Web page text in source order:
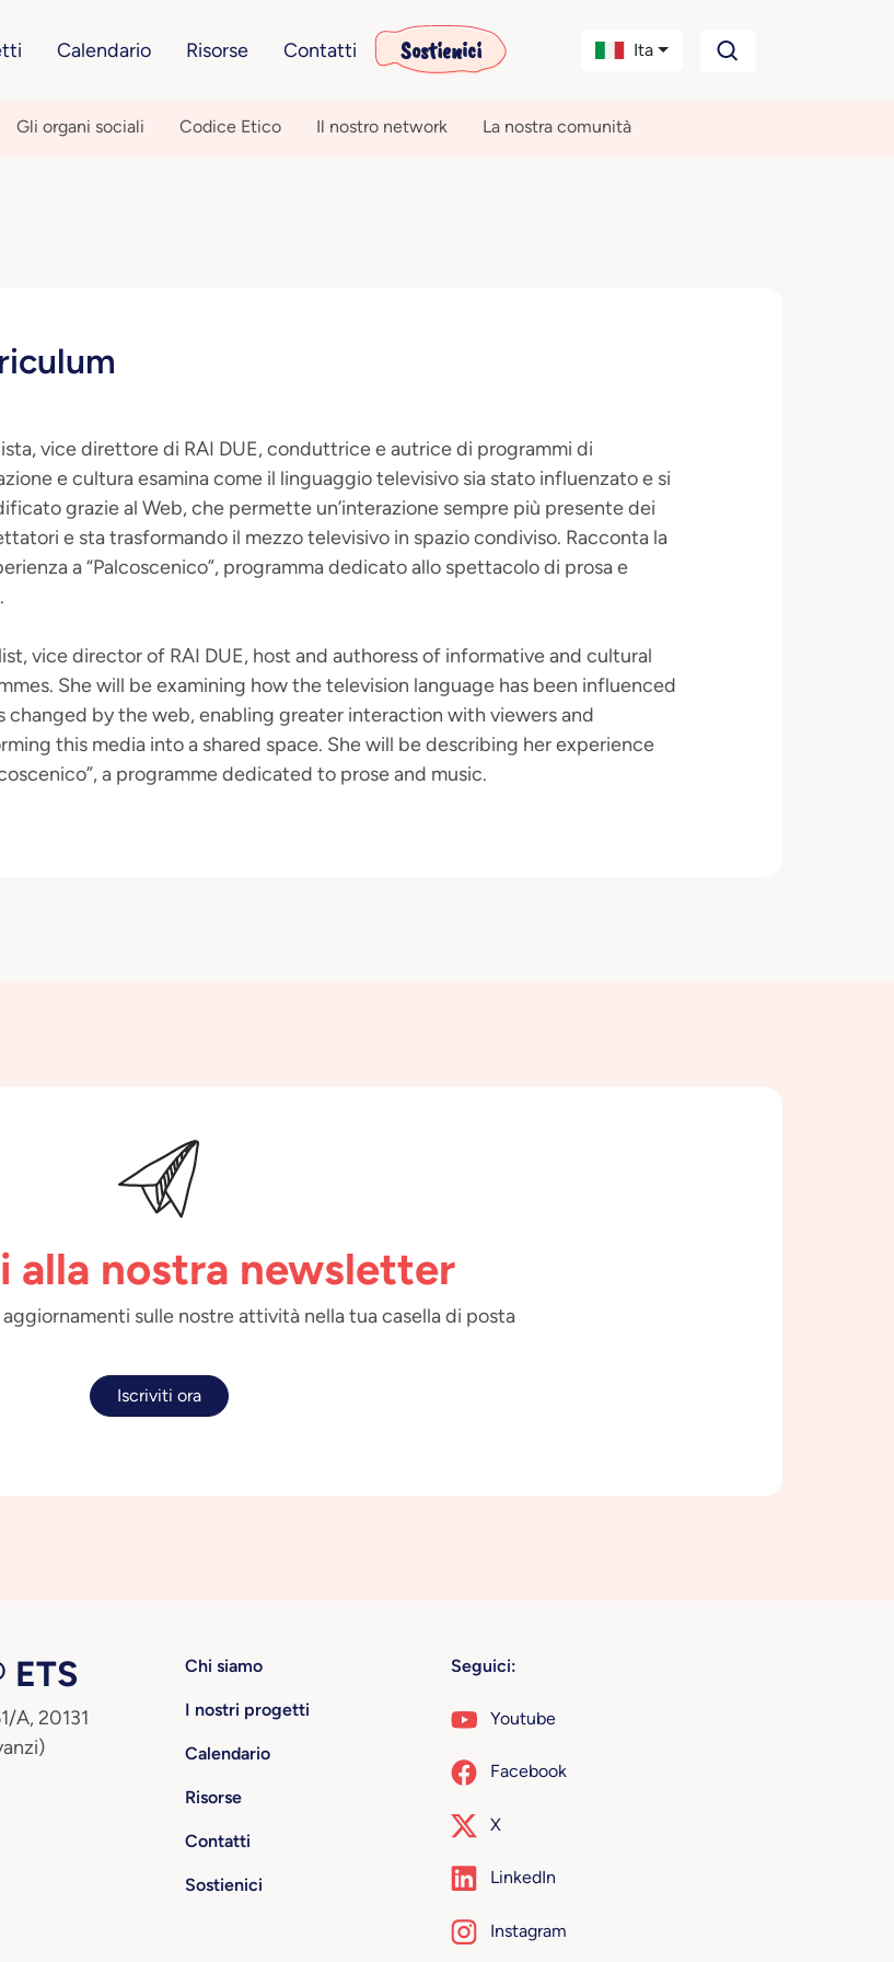
Calendario Risorse Contatti Sostienici Ita
Gli organi sociali Codice Etico Il nostro network La nostra comunità
vice direttore di RAI DUE, conduttrice e autrice di programmi di
e cultura esamina come il linguaggio televisivo sia stato influenzato e si
grazie al Web, che permette un’interazione sempre più presente dei
e sta trasformando il mezzo televisivo in spazio condiviso. Racconta la
a “Palcoscenico”, programma dedicato allo spettacolo di prosa e
vice director of RAI DUE, host and authoress of informative and cultural
She will be examining how the television language has been influenced
changed by the web, enabling greater interaction with viewers and
this media into a shared space. She will be describing her experience
a programme dedicated to prose and music.
alla nostra newsletter
sulle nostre attività nella tua casella di posta
Iscriviti ora
ETS
A, 20131
Chi siamo
I nostri progetti
Calendario
Risorse
Contatti
Sostienici
Seguici:
Youtube
Facebook
X
LinkedIn
Instagram